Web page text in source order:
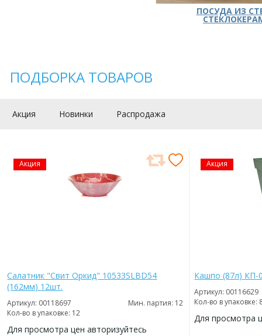
ПОСУДА ИЗ
ПОДБОРКА ТОВАРОВ
Акция Новинки Распродажа
Акция
Салатник "Свит Оркид" 10533SLBD54
(162мм) 12шт.
Артикул: 00118697
Мин. партия: 12
Кол-во в упаковке: 12
Для просмотра цен авторизуйтесь
Акция
Кашпо (87л) КП-
Артикул: 00116629
Кол-во в упаковке:
Для просмотра